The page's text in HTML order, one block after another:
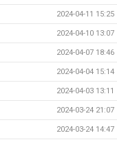
2024-04-11 15:25
2024-04-10 13:07
2024-04-07 18:46
2024-04-04 15:14
2024-04-03 13:11
2024-03-24 21:07
2024-03-24 14:47